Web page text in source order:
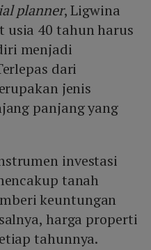
planner, Ligwina
usia 40 tahun harus
menjadi
dari
jenis
panjang yang
investasi
tanah
keuntungan
harga properti
tahunnya.